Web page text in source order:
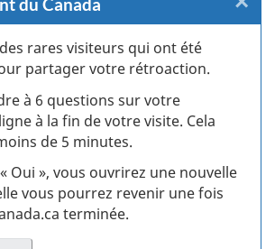
du Canada
rares visiteurs qui ont été
partager votre rétroaction.
à 6 questions sur votre
à la fin de votre visite. Cela
de 5 minutes.
Oui », vous ouvrirez une nouvelle
vous pourrez revenir une fois
terminée.